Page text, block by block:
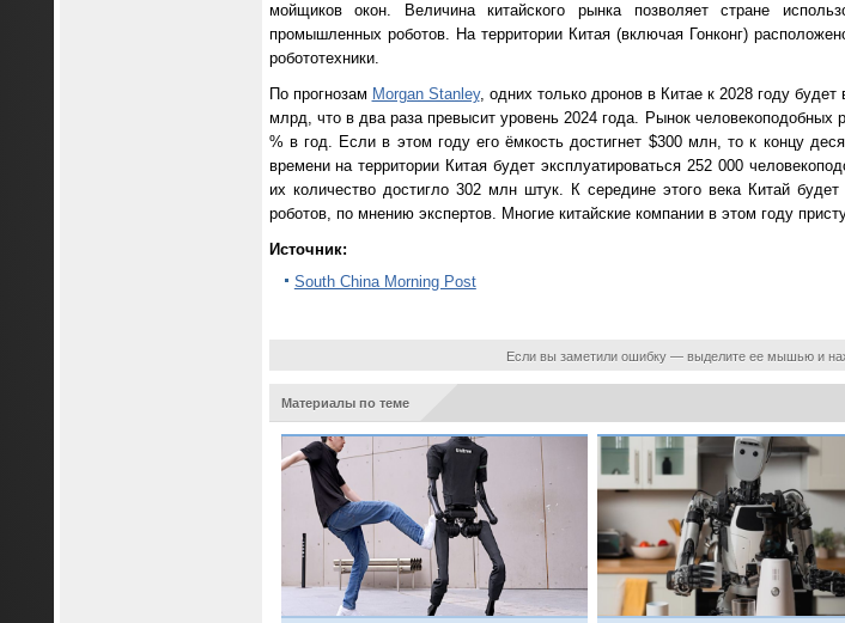
мойщиков окон. Величина китайского рынка позволяет стране
промышленных роботов. На территории Китая (включая Гонконг)
робототехники.
По прогнозам Morgan Stanley, одних только дронов в Китае к 2028 году
млрд, что в два раза превысит уровень 2024 года. Рынок человекоподобных
% в год. Если в этом году его ёмкость достигнет $300 млн, то к концу
времени на территории Китая будет эксплуатироваться 252 000
их количество достигло 302 млн штук. К середине этого века Китай
роботов, по мнению экспертов. Многие китайские компании в этом году
Источник:
South China Morning Post
Если вы заметили ошибку — выделите ее мышью и
Материалы по теме